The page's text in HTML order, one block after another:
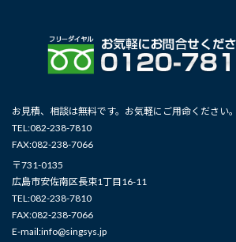
お見積、相談は無料です。お気軽にご用命ください。
TEL:082-238-7810
FAX:082-238-7066
〒731-0135
広島市安佐南区長束1丁目16-11
TEL:082-238-7810
FAX:082-238-7066
E-mail:info@singsys.jp